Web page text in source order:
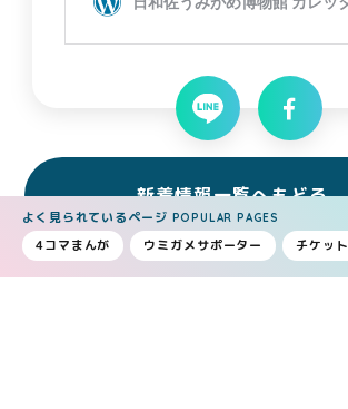
よく見られているページ POPULAR PAGES
4コマまんが ウミガメサポーター チケット
新着情報一覧へもどる